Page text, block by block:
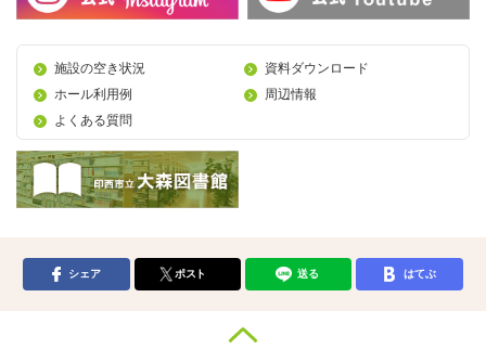
施設の空き状況
資料ダウンロード
ホール利用例
周辺情報
よくある質問
シェア ポスト 送る はてぶ